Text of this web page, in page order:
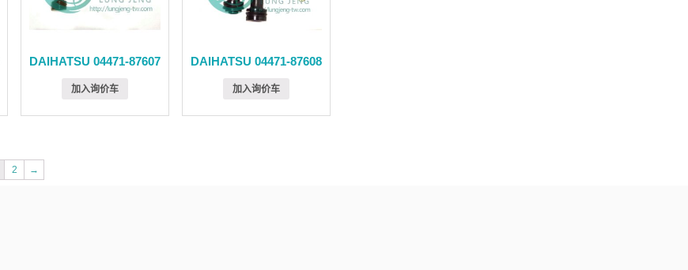
DAIHATSU 04471-87607
加入询价车
DAIHATSU 04471-87608
加入询价车
2 →